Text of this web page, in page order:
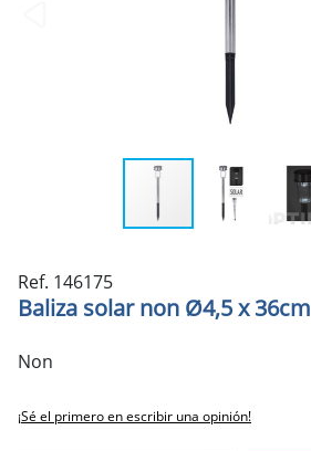
Ref. 146175
Baliza solar non Ø4,5 x 36cm
Non
¡Sé el primero en escribir una opinión!